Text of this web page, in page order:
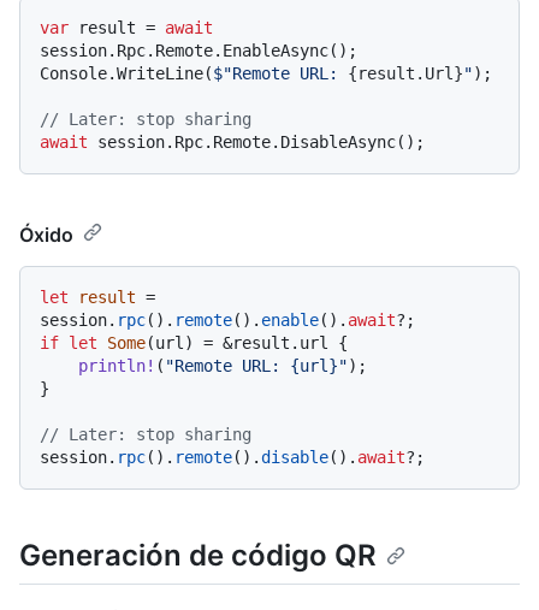
var result = await
session.Rpc.Remote.EnableAsync();
Console.WriteLine($"Remote URL: {result.Url}");
// Later: stop sharing
await
Óxido
let result =
session. rpc(). remote(). enable(). await
if let Some(url) = &result.url {
println! ( "Remote URL: {url}");
}
// Later: stop sharing
session. rpc(). remote().disable(). await
Generación de código QR